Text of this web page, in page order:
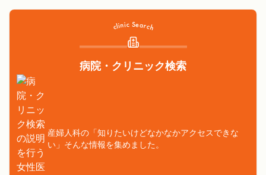
病院・クリニック検索
産婦人科の「知りたいけどなかなかアクセスできな
い」そんな情報を集めました。